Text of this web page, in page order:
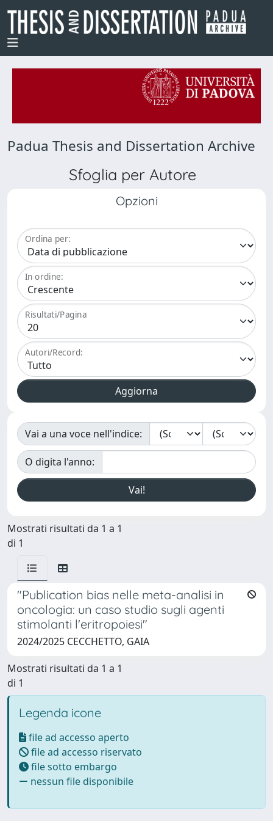
Padua Thesis and Dissertation Archive
Sfoglia per Autore
Opzioni
Ordina per:
In ordine:
Risultati/Pagina
Autori/Record:
Vai a una voce nell'indice:
O digita l'anno:
Mostrati risultati da 1 a 1
di 1
"Publication bias nelle meta-analisi in
oncologia: un caso studio sugli agenti
stimolanti l'eritropoiesi"
2024/2025 CECCHETTO, GAIA
Mostrati risultati da 1 a 1
di 1
Legenda icone
file ad accesso aperto
file ad accesso riservato
file sotto embargo
nessun file disponibile